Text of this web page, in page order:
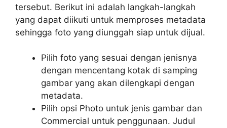
tersebut. Berikut ini adalah langkah-langkah
yang dapat diikuti untuk memproses metadata
sehingga foto yang diunggah siap untuk dijual.
Pilih foto yang sesuai dengan jenisnya
dengan mencentang kotak di samping
gambar yang akan dilengkapi dengan
metadata.
Pilih opsi Photo untuk jenis gambar dan
Commercial untuk penggunaan. Judul